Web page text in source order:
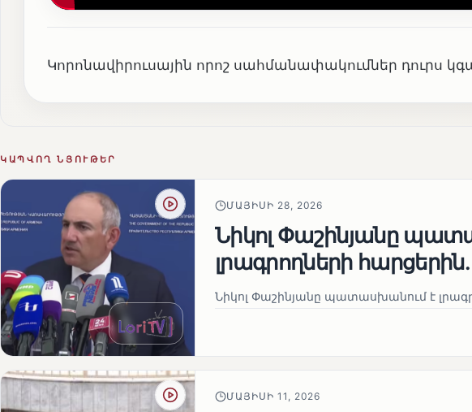
Կորոնավիրուսային որոշ սահմանափակումներ դուրս
ԿԱՊՎՈՂ ՆՅՈՒԹԵՐ
ՄԱՅԻՍԻ 28, 2026
Նիկոլ Փաշինյանը
լրագրողների
Նիկոլ Փաշինյանը պատասխանում է
ՄԱՅԻՍԻ 11, 2026